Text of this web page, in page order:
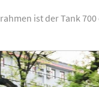
ist der Tank 700